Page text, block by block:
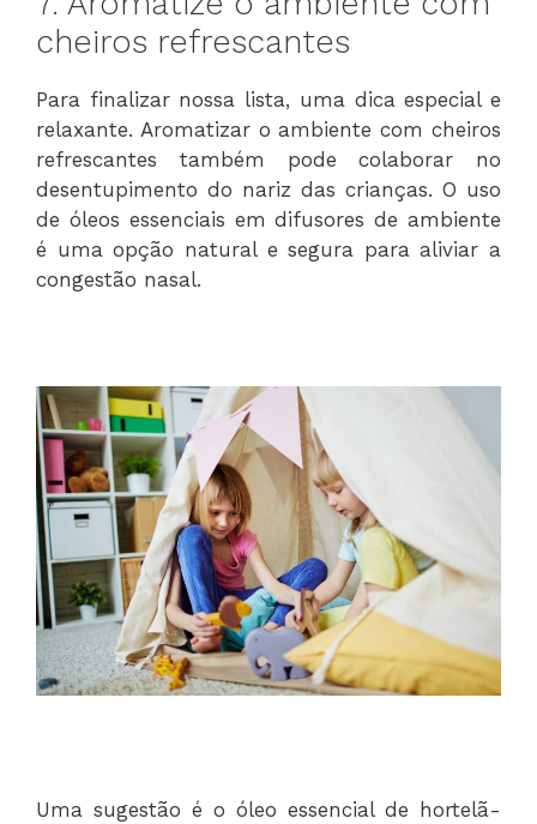
cheiros refrescantes
Para finalizar nossa lista, uma dica especial e
relaxante. Aromatizar o ambiente com cheiros
refrescantes também pode colaborar no
desentupimento do nariz das crianças. O uso
de óleos essenciais em difusores de ambiente
é uma opção natural e segura para aliviar a
congestão nasal.
Uma sugestão é o óleo essencial de hortelã-